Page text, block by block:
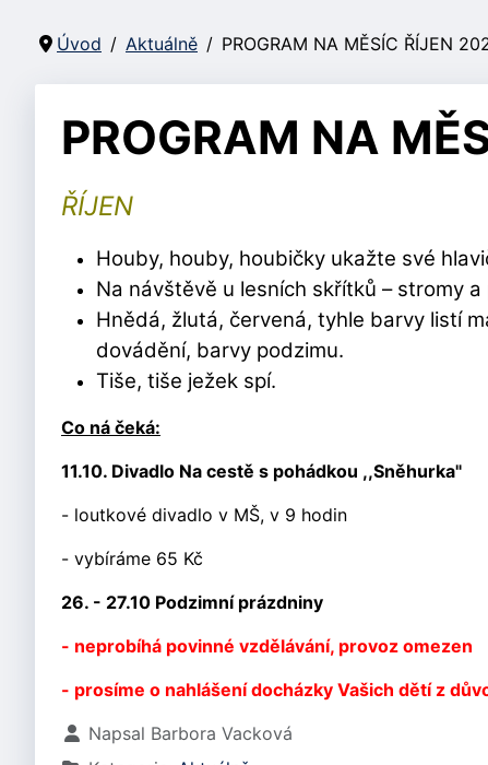
Úvod Aktuálně PROGRAM NA MĚSÍC ŘÍJEN
PROGRAM NA
ŘÍJEN
Houby, houby, houbičky ukažte své
Na návštěvě u lesních skřítků – stromy a
Hnědá, žlutá, červená, tyhle barvy listí
dovádění, barvy podzimu.
Tiše, tiše ježek spí.
Co ná čeká:
11.10. Divadlo Na cestě s pohádkou ,,Sněhurka"
- loutkové divadlo v MŠ, v 9 hodin
- vybíráme 65 Kč
26. - 27.10 Podzimní prázdniny
- neprobíhá povinné vzdělávání, provoz omezen
- prosíme o nahlášení docházky Vašich dětí z
Základní údaje
Napsal Barbora Vacková